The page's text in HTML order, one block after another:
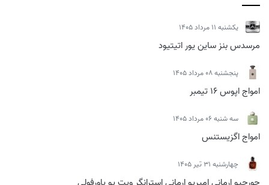
يكشنبه 11 مرداد 1405
مرسدس بنز ساین یور اتیتیود
پنجشنبه 08 مرداد 1405
امواج اپوس 16 تیمبر
سه شنبه 06 مرداد 1405
امواج اگزیستنس
چهارشنبه 31 تیر 1405